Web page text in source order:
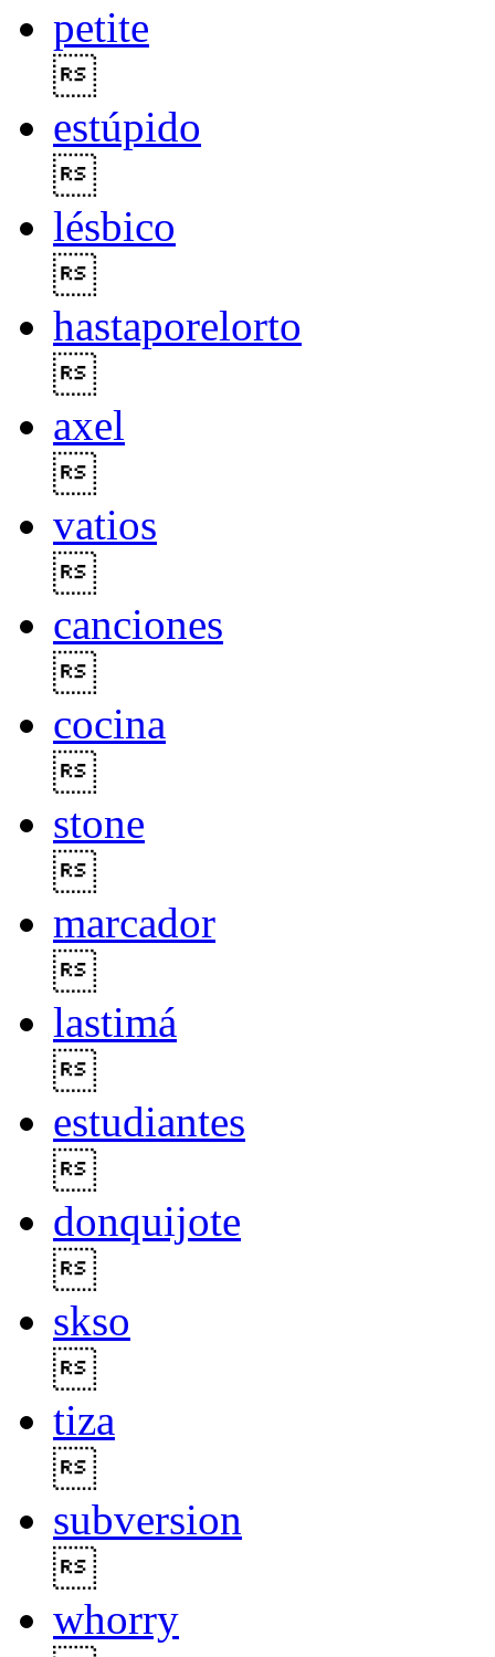
petite
estúpido
lésbico
hastaporelorto
axel
vatios
canciones
cocina
stone
marcador
lastimá
estudiantes
donquijote
skso
tiza
subversion
whorry